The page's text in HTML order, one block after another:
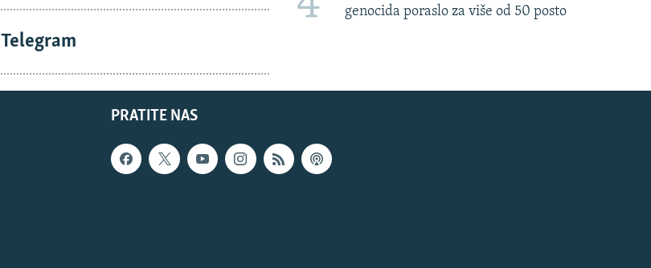
Telegram
genocida poraslo za više od 50 posto
PRATITE NAS